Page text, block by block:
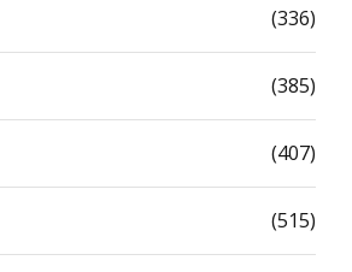
(336)
(385)
(407)
(515)